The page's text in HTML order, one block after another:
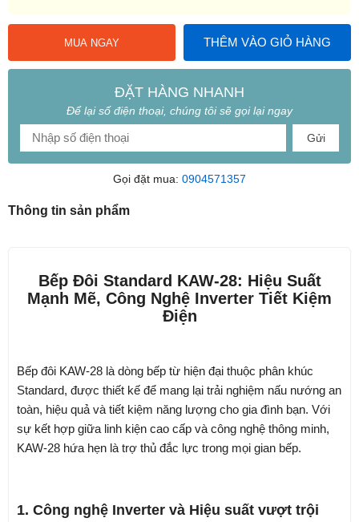
MUA NGAY THÊM VÀO GIỎ HÀNG
ĐẶT HÀNG NHANH
Để lại số điện thoại, chúng tôi sẽ gọi lại ngay
Gửi
Gọi đặt mua: 0904571357
Thông tin sản phẩm
Bếp Đôi Standard KAW-28: Hiệu Suất
Mạnh Mẽ, Công Nghệ Inverter Tiết Kiệm
Điện
Bếp đôi KAW-28 là dòng bếp từ hiện đại thuộc phân khúc
Standard, được thiết kế để mang lại trải nghiệm nấu nướng an
toàn, hiệu quả và tiết kiệm năng lượng cho gia đình bạn. Với
sự kết hợp giữa linh kiện cao cấp và công nghệ thông minh,
KAW-28 hứa hẹn là trợ thủ đắc lực trong mọi gian bếp.
1. Công nghệ Inverter và Hiệu suất vượt trội